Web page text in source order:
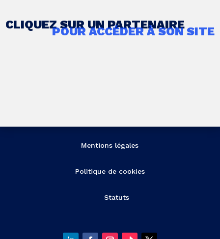
CLIQUEZ SUR UN PARTENAIRE
POUR ACCÉDER À SON SITE
Mentions légales
Politique de cookies
Statuts